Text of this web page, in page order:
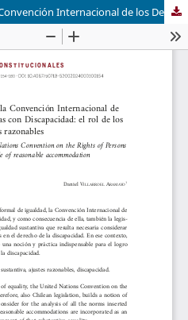
La igualdad sustantiva en la Convención Internacional de los Derechos de las Personas con Discapacidad: el rol de los ajustes razonables